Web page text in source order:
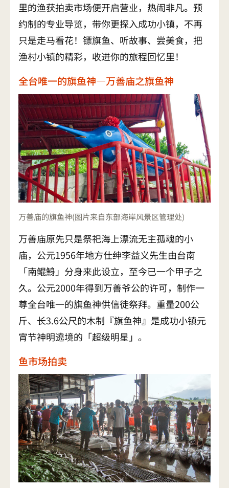
里的渔获拍卖市场便开启营业，热闹非凡。预
约制的专业导览，带你更探入成功小镇，不再
只是走马看花！镖旗鱼、听故事、尝美食，把
渔村小镇的精彩，收进你的旅程回忆里！
全台唯一的旗鱼神—万善庙之旗鱼神
万善庙的旗鱼神(图片来自东部海岸风景区管理处)
万善庙原先只是祭祀海上漂流无主孤魂的小
庙，公元1956年地方仕绅李益义先生由台南
「南鲲鯓」分身来此设立，至今已一个甲子之
久。公元2000年得到万善爷公的许可，制作一
尊全台唯一的旗鱼神供信徒祭拜。重量200公
斤、长3.6公尺的木制『旗鱼神』是成功小镇元
宵节神明遶境的「超级明星」。
鱼市场拍卖